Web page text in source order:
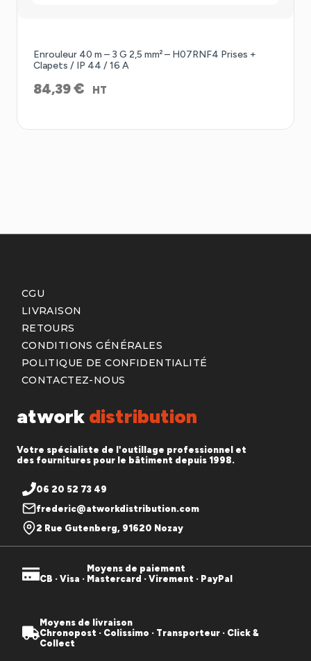
Enrouleur 40 m – 3 G 2,5 mm² – H07RNF4 Prises +
Clapets / IP 44 / 16 A
84,39€ HT
atwork distribution
Votre spécialiste de l'outillage professionnel et
des fournitures pour le bâtiment depuis 1998.
06 20 52 73 49
frederic@atworkdistribution.com
2 Rue Gutenberg, 91620 Nozay
CGU
LIVRAISON
RETOURS
CONDITIONS GÉNÉRALES
POLITIQUE DE CONFIDENTIALITÉ
CONTACTEZ-NOUS
Moyens de paiement
CB · Visa · Mastercard · Virement · PayPal
Moyens de livraison
Chronopost · Colissimo · Transporteur · Click &
Collect